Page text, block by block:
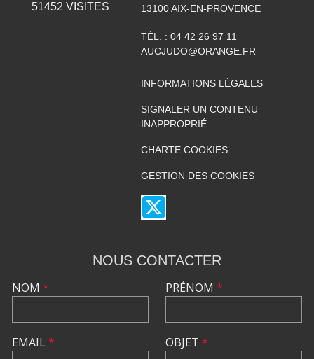
51452 VISITES
13100 AIX-EN-PROVENCE
TÉL. : 04 42 26 97 11
AUCJUDO@ORANGE.FR
INFORMATIONS LÉGALES
SIGNALER UN CONTENU
INAPPROPRIÉ
CHARTE COOKIES
GESTION DES COOKIES
NOUS CONTACTER
NOM *
EMAIL*
PRÉNOM *
OBJET *